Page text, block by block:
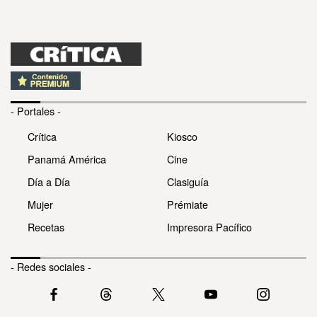
- Portales -
Crítica
Panamá América
Día a Día
Mujer
Recetas
Kiosco
Cine
Clasiguía
Prémiate
Impresora Pacífico
- Redes sociales -